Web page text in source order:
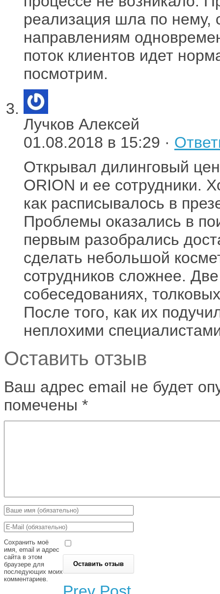
реализация шла по нему,
направлениям
поток клиентов идет
посмотрим.
Лучков Алексей
01.08.2018 в 15:29 ·
Открывал дилинговый
ORION и ее сотрудники.
как расписывалось в
Проблемы оказались в
первым разобрались
сделать небольшой
сотрудников сложнее.
собеседованиях,
После того, как их
неплохими
Оставить отзыв
Ваш адрес email не будет
помечены *
Сохранить моё
имя, email и адрес
сайта в этом
браузере для
последующих моих
комментариев.